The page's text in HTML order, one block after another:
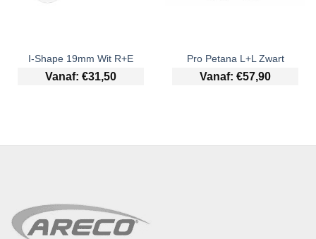
I-Shape 19mm Wit R+E
Vanaf: €31,50
Pro Petana L+L Zwart
Vanaf: €57,90